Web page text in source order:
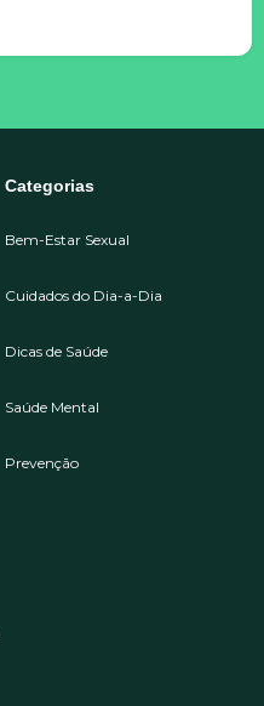
Categorias
Bem-Estar Sexual
Cuidados do Dia-a-Dia
Dicas de Saúde
Saúde Mental
Prevenção